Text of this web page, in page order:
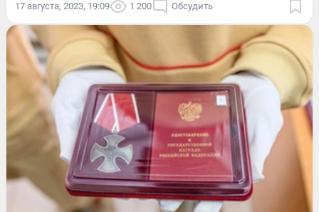
17 августа, 2023, 19:09 1 200 Обсудить